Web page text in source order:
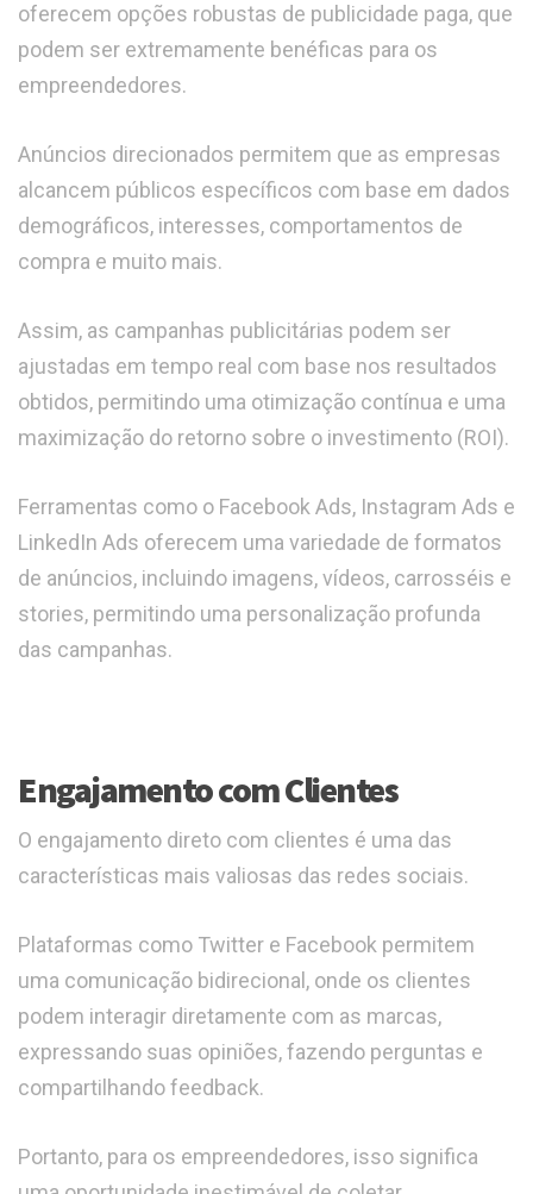
oferecem opções robustas de publicidade paga, que
podem ser extremamente benéficas para os
empreendedores.
Anúncios direcionados permitem que as empresas
alcancem públicos específicos com base em dados
demográficos, interesses, comportamentos de
compra e muito mais.
Assim, as campanhas publicitárias podem ser
ajustadas em tempo real com base nos resultados
obtidos, permitindo uma otimização contínua e uma
maximização do retorno sobre o investimento (ROI).
Ferramentas como o Facebook Ads, Instagram Ads e
LinkedIn Ads oferecem uma variedade de formatos
de anúncios, incluindo imagens, vídeos, carrosséis e
stories, permitindo uma personalização profunda
das campanhas.
Engajamento com Clientes
O engajamento direto com clientes é uma das
características mais valiosas das redes sociais.
Plataformas como Twitter e Facebook permitem
uma comunicação bidirecional, onde os clientes
podem interagir diretamente com as marcas,
expressando suas opiniões, fazendo perguntas e
compartilhando feedback.
Portanto, para os empreendedores, isso significa